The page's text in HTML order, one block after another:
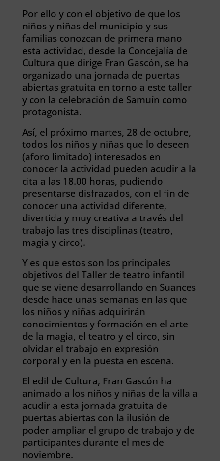
Por ello y con el objetivo de que los
niños y niñas del municipio y sus
familias conozcan de primera mano
esta actividad, desde la Concejalía de
Cultura que dirige Fran Gascón, se ha
organizado una jornada de puertas
abiertas gratuita en torno a este taller
y con la celebración de Samuín como
protagonista.
Así, el próximo martes, 28 de octubre,
todos los niños y niñas que lo deseen
(aforo limitado) interesados en
conocer la actividad pueden acudir a la
cita a las 18.00 horas, pudiendo
presentarse disfrazados, con el fin de
conocer una actividad diferente,
divertida y muy creativa a través del
trabajo las tres disciplinas (teatro,
magia y circo).
Y es que estos son los principales
objetivos del Taller de teatro infantil
que se viene desarrollando en Suances
desde hace unas semanas en las que
los niños y niñas adquirirán
conocimientos y formación en el arte
de la magia, el teatro y el circo, sin
olvidar el trabajo en expresión
corporal y en la puesta en escena.
El edil de Cultura, Fran Gascón ha
animado a los niños y niñas de la villa a
acudir a esta jornada gratuita de
puertas abiertas con la ilusión de
poder ampliar el grupo de trabajo y de
participantes durante el mes de
noviembre.